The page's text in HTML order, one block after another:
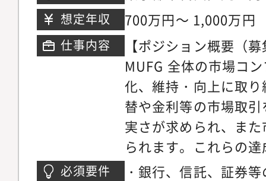
ズと位置づけ、聖域
下、構造改革を断行
ガバナンスの強化を
は、過去最高の経常
しました。2024年度
げており、株価も好
い、経営層からの法
おり、法務室の守備
から、人員増強のた
受賞※メンバー紹介や
て公開中
https://craif.com/
という社名について
る鶴（Crane）と人
造語で、日本から世
られています。
（TOKIA）17階東京
想定年収 700万円～ 1,000万円
仕事内容
【ポジション概要（
MUFG 全体の市場コ
化、維持・向上に取
替や金利等の市場取
実さが求められ、ま
られます。これらの
MUFGのビジネス、
必須要件
・銀行、信託、証券